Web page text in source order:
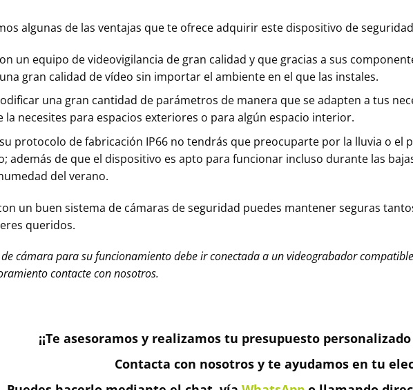
algunas de las ventajas que te ofrece adquirir este dispositivo de
un equipo de videovigilancia de gran calidad y que gracias a sus
gran calidad de vídeo sin importar el ambiente en el que las instales.
una gran cantidad de parámetros de manera que se adapten a tus
la necesites para espacios exteriores o para algún espacio interior.
protocolo de fabricación IP66 no tendrás que preocuparte por la lluvia o el
además de que el dispositivo es apto para funcionar incluso durante las
del verano.
un buen sistema de cámaras de seguridad puedes mantener seguras
queridos.
cámara para su funcionamiento debe ir conectada a un videograbador
contacte con nosotros.
¡¡Te asesoramos y realizamos tu presupuesto
Contacta con nosotros y te ayudamos en tu